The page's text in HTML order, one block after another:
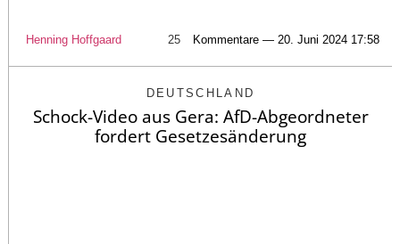
Henning Hoffgaard 25 Kommentare — 20. Juni 2024 17:58
DEUTSCHLAND
Schock-Video aus Gera: AfD-Abgeordneter
fordert Gesetzesänderung